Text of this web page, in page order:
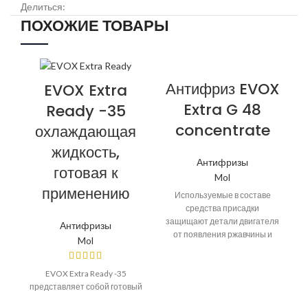
Делиться:
ПОХОЖИЕ ТОВАРЫ
EVOX Extra
Ready -35
охлаждающая
жидкость,
готовая к
применению
Антифризы
Mol
EVOX Extra Ready -35
представляет собой готовый
Антифриз EVOX
Extra G 48
concentrate
Антифризы
Mol
Используемые в составе
средства присадки
защищают детали двигателя
от появления ржавчины и